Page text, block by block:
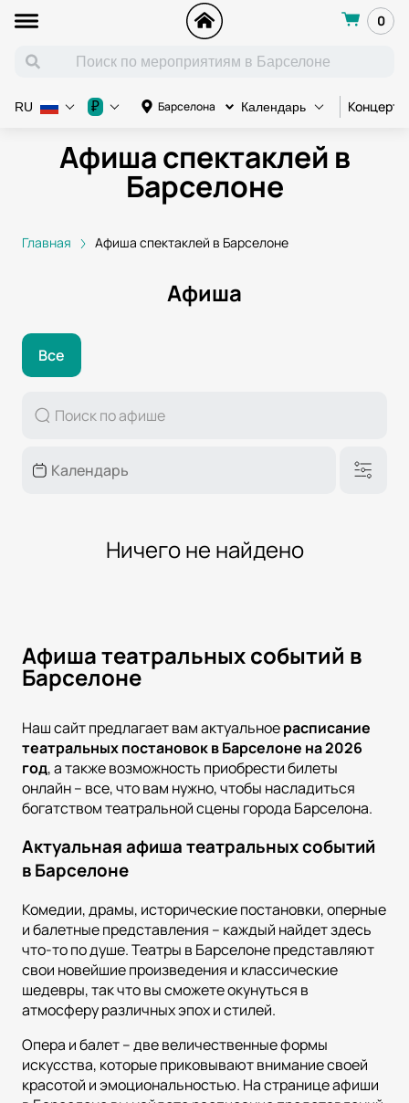
0
Барселона Календарь Концерт
RU ₽
Афиша спектаклей в
Барселоне
Главная Афиша спектаклей в Барселоне
Афиша
Все
Ничего не найдено
Афиша театральных событий в
Барселоне
Наш сайт предлагает вам актуальноерасписание
театральных постановок в Барселоне на 2026
год, а также возможность приобрести билеты
онлайн – все, что вам нужно, чтобы насладиться
богатством театральной сцены города Барселона.
Актуальная афиша театральных событий
в Барселоне
Комедии, драмы, исторические постановки, оперные
и балетные представления – каждый найдет здесь
что-то по душе. Театры в Барселоне представляют
свои новейшие произведения и классические
шедевры, так что вы сможете окунуться в
атмосферу различных эпох и стилей.
Опера и балет – две величественные формы
искусства, которые приковывают внимание своей
красотой и эмоциональностью. На странице афиши